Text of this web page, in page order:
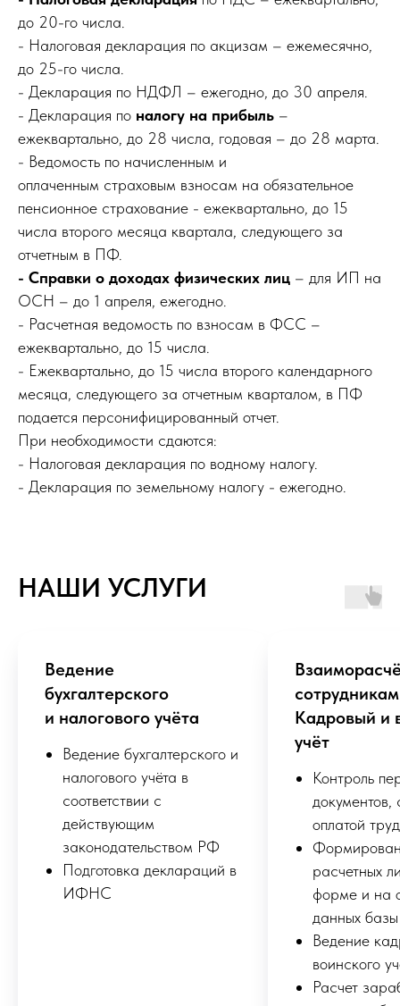
до 20-го числа.
- Налоговая декларация по акцизам – ежемесячно,
до 25-го числа.
- Декларация по НДФЛ – ежегодно, до 30 апреля.
- Декларация по налогу на прибыль –
ежеквартально, до 28 числа, годовая – до 28 марта.
- Ведомость по начисленным и
оплаченным страховым взносам на обязательное
пенсионное страхование - ежеквартально, до 15
числа второго месяца квартала, следующего за
отчетным в ПФ.
- Справки о доходах физических лиц – для ИП на
ОСН – до 1 апреля, ежегодно.
- Расчетная ведомость по взносам в ФСС –
ежеквартально, до 15 числа.
- Ежеквартально, до 15 числа второго календарного
месяца, следующего за отчетным кварталом, в ПФ
подается персонифицированный отчет.
При необходимости сдаются:
- Налоговая декларация по водному налогу.
- Декларация по земельному налогу - ежегодно.
НАШИ УСЛУГИ
Ведение
бухгалтерского
и налогового учёта
Ведение бухгалтерского и
налогового учёта в
соответствии с
действующим
законодательством РФ
Подготовка деклараций в
ИФНС
Кадровый и
учёт
Контроль
документов,
оплатой
расчетных
форме и на
данных
Ведение
воинского
Расчет